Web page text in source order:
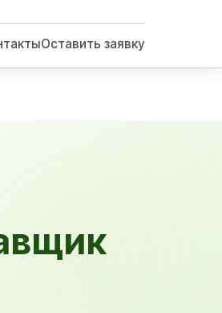
Оставить заявку